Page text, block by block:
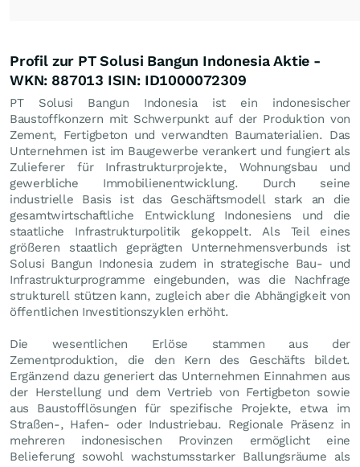
Profil zur PT Solusi Bangun Indonesia Aktie -
WKN: 887013 ISIN: ID1000072309
PT Solusi Bangun Indonesia ist ein indonesischer
Baustoffkonzern mit Schwerpunkt auf der Produktion von
Zement, Fertigbeton und verwandten Baumaterialien. Das
Unternehmen ist im Baugewerbe verankert und fungiert als
Zulieferer für Infrastrukturprojekte, Wohnungsbau und
gewerbliche Immobilienentwicklung. Durch seine
industrielle Basis ist das Geschäftsmodell stark an die
gesamtwirtschaftliche Entwicklung Indonesiens und die
staatliche Infrastrukturpolitik gekoppelt. Als Teil eines
größeren staatlich geprägten Unternehmensverbunds ist
Solusi Bangun Indonesia zudem in strategische Bau- und
Infrastrukturprogramme eingebunden, was die Nachfrage
strukturell stützen kann, zugleich aber die Abhängigkeit von
öffentlichen Investitionszyklen erhöht.
Die wesentlichen Erlöse stammen aus der
Zementproduktion, die den Kern des Geschäfts bildet.
Ergänzend dazu generiert das Unternehmen Einnahmen aus
der Herstellung und dem Vertrieb von Fertigbeton sowie
aus Baustofflösungen für spezifische Projekte, etwa im
Straßen-, Hafen- oder Industriebau. Regionale Präsenz in
mehreren indonesischen Provinzen ermöglicht eine
Belieferung sowohl wachstumsstarker Ballungsräume als